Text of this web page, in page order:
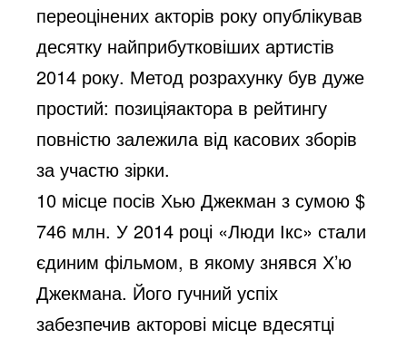
переоцінених акторів року опублікував
десятку найприбутковіших артистів
2014 року. Метод розрахунку був дуже
простий: позиціяактора в рейтингу
повністю залежила від касових зборів
за участю зірки.
10 місце посів Хью Джекман з сумою $
746 млн. У 2014 році «Люди Ікс» стали
єдиним фільмом, в якому знявся Х’ю
Джекмана. Його гучний успіх
забезпечив акторові місце вдесятці